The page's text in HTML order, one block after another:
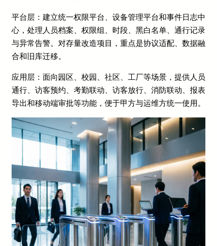
平台层：建立统一权限平台、设备管理平台和事件日志中
心，处理人员档案、权限组、时段、黑白名单、通行记录
与异常告警。对存量改造项目，重点是协议适配、数据融
合和旧库迁移。
应用层：面向园区、校园、社区、工厂等场景，提供人员
通行、访客预约、考勤联动、访客放行、消防联动、报表
导出和移动端审批等功能，便于甲方与运维方统一使用。